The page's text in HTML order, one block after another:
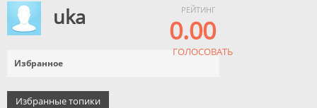
РЕЙТИНГ
ГОЛОСОВАТЬ
0.00
uka
Избранное
Избранные топики